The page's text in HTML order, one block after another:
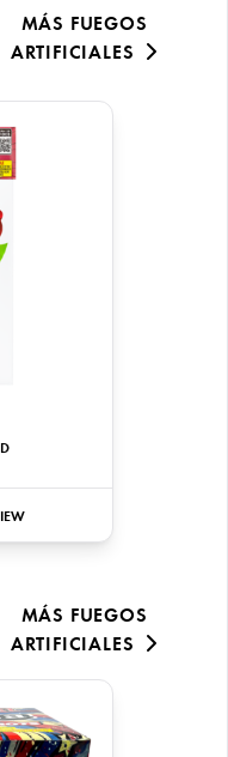
MÁS FUEGOS
ARTIFICIALES
MÁS FUEGOS
ARTIFICIALES